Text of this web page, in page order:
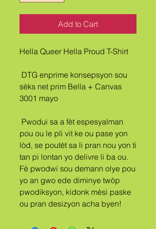
Add to Cart
Hella Queer Hella Proud T-Shirt
sèks net prim Bella + Canvas
3001 mayo
pou ou le pli vit ke ou pase yon
lòd, se poutèt sa li pran nou yon ti
tan pi lontan yo delivre li ba ou.
Fè pwodwi sou demann olye pou
yo an gwo ede diminye twòp
pwodiksyon, kidonk mèsi paske
ou pran desizyon acha byen!